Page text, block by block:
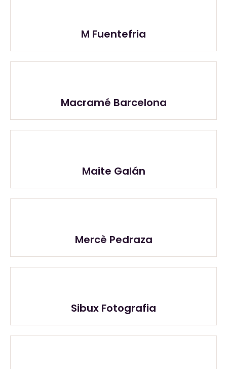
M Fuentefria
Macramé Barcelona
Maite Galán
Mercè Pedraza
Sibux Fotografia